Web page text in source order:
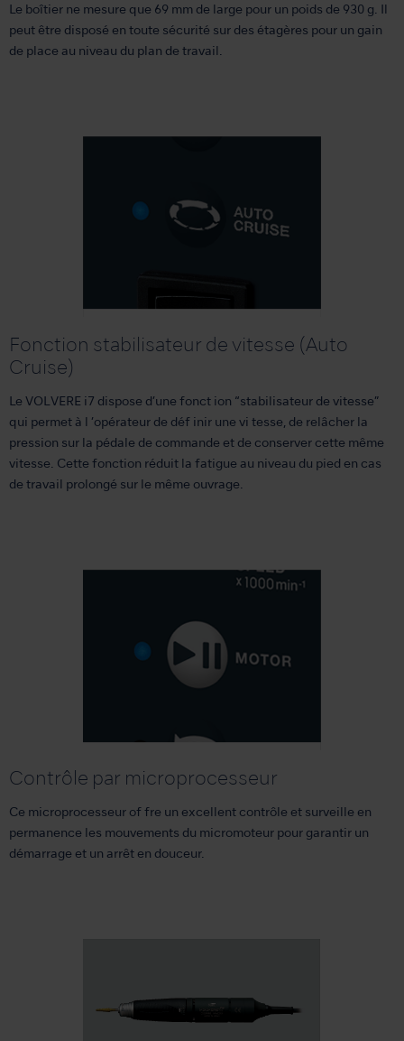
Le boîtier ne mesure que 69 mm de large pour un poids de 930 g. Il
peut être disposé en toute sécurité sur des étagères pour un gain
de place au niveau du plan de travail.
Fonction stabilisateur de vitesse (Auto
Cruise)
Le VOLVERE i7 dispose d’une fonct ion “stabilisateur de vitesse”
qui permet à l ’opérateur de déf inir une vi tesse, de relâcher la
pression sur la pédale de commande et de conserver cette même
vitesse. Cette fonction réduit la fatigue au niveau du pied en cas
de travail prolongé sur le même ouvrage.
Contrôle par microprocesseur
Ce microprocesseur of fre un excellent contrôle et surveille en
permanence les mouvements du micromoteur pour garantir un
démarrage et un arrêt en douceur.